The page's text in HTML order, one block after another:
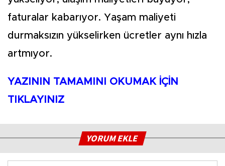
faturalar kabarıyor. Yaşam mali­yeti
durmaksızın yükse­lirken ücretler aynı hızla
artmıyor.
YAZININ TAMAMINI OKUMAK İÇİN
TIKLAYINIZ
YORUM EKLE